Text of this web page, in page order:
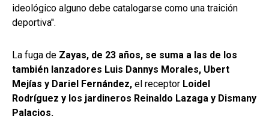
ideológico alguno debe catalogarse como una traición
deportiva".
La fuga de Zayas, de 23 años, se suma a las de los
también lanzadores Luis Dannys Morales, Ubert
Mejías y Dariel Fernández, el receptor Loidel
Rodríguez y los jardineros Reinaldo Lazaga y Dismany
Palacios.